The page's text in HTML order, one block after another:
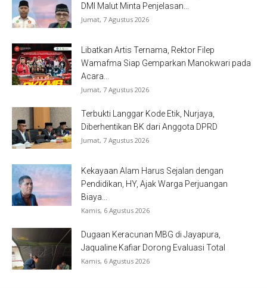
DMI Malut Minta Penjelasan...
Jumat, 7 Agustus 2026
Libatkan Artis Ternama, Rektor Filep
Wamafma Siap Gemparkan Manokwari pada
Acara...
Jumat, 7 Agustus 2026
Terbukti Langgar Kode Etik, Nurjaya,
Diberhentikan BK dari Anggota DPRD
Jumat, 7 Agustus 2026
Kekayaan Alam Harus Sejalan dengan
Pendidikan, HY, Ajak Warga Perjuangan
Biaya...
Kamis, 6 Agustus 2026
Dugaan Keracunan MBG di Jayapura,
Jaqualine Kafiar Dorong Evaluasi Total
Kamis, 6 Agustus 2026